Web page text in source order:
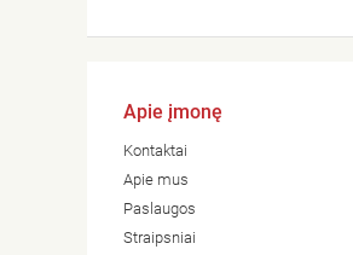
Apie įmonę
Kontaktai
Apie mus
Paslaugos
Straipsniai